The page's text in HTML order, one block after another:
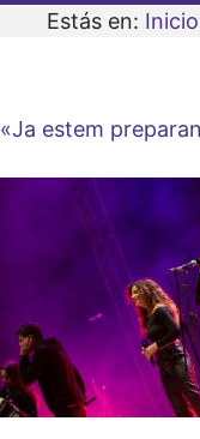
Estás en: Inicio
«Ja estem